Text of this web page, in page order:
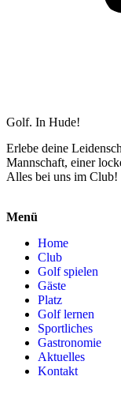
Golf. In Hude!
Erlebe deine
Mannschaft, einer
Alles bei uns im Club!
Menü
Home
Club
Golf spielen
Gäste
Platz
Golf lernen
Sportliches
Gastronomie
Aktuelles
Kontakt